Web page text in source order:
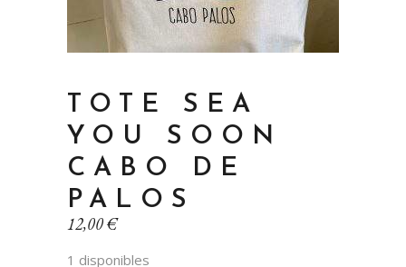
TOTE SEA
YOU SOON
CABO DE
PALOS
12,00€
1 disponibles